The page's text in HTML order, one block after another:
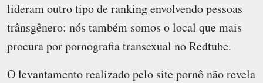
lideram outro tipo de ranking envolvendo pessoas
trânsgênero: nós também somos o local que mais
procura por pornografia transexual no Redtube.
O levantamento realizado pelo site pornô não revela